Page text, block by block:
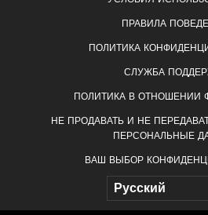
ПРАВИЛА
ПОЛИТИКА
СЛУЖБА
ПОЛИТИКА В ОТНОШЕНИИ
НЕ ПРОДАВАТЬ И НЕ
ПЕРСОНАЛЬНЫЕ
ВАШ ВЫБОР